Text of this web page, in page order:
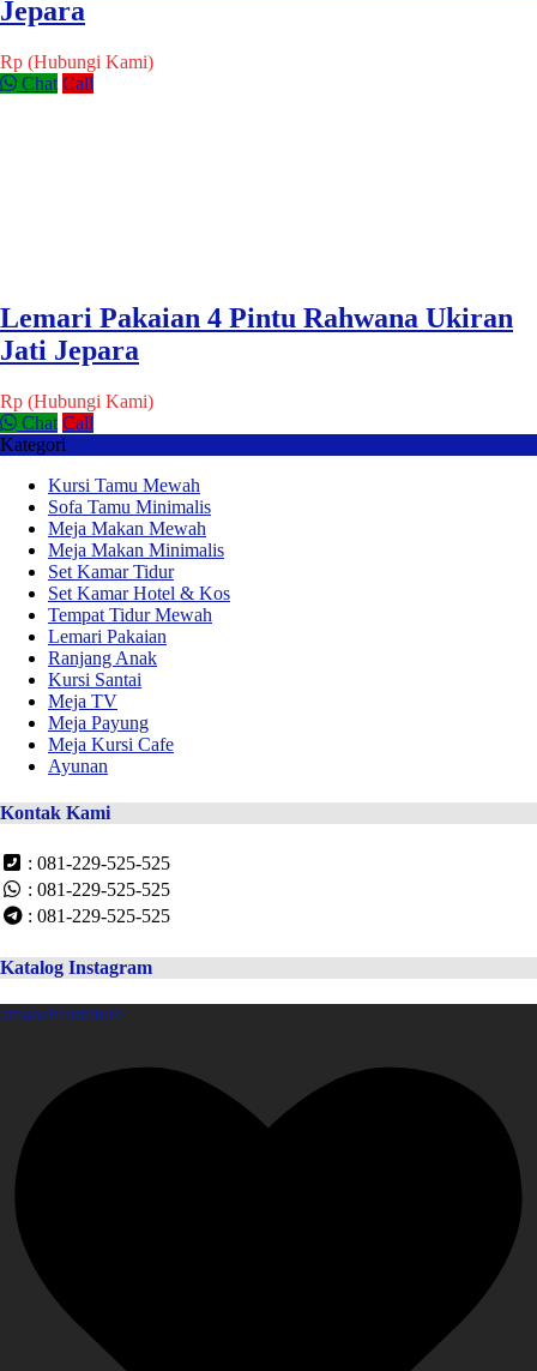
Jepara
Rp (Hubungi Kami)
Chat Call
Lemari Pakaian 4 Pintu Rahwana Ukiran
Jati Jepara
Rp (Hubungi Kami)
Chat Call
Kategori
Kursi Tamu Mewah
Sofa Tamu Minimalis
Meja Makan Mewah
Meja Makan Minimalis
Set Kamar Tidur
Set Kamar Hotel & Kos
Tempat Tidur Mewah
Lemari Pakaian
Ranjang Anak
Kursi Santai
Meja TV
Meja Payung
Meja Kursi Cafe
Ayunan
Kontak Kami
: 081-229-525-525
: 081-229-525-525
: 081-229-525-525
Katalog Instagram
amanahfurniture